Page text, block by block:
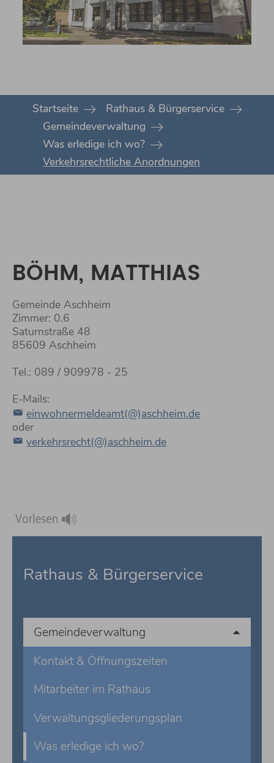
You are here:Startseite
Rathaus & Bürgerservice
Gemeindeverwaltung
Was erledige ich wo?
Verkehrsrechtliche Anordnungen
BÖHM, MATTHIAS
Gemeinde Aschheim
Zimmer: 0.6
Saturnstraße 48
85609 Aschheim
Tel.: 089 / 909978 - 25
E-Mails:
einwohnermeldeamt(@)aschheim.de
oder
verkehrsrecht(@)aschheim.de
Rathaus & Bürgerservice
Gemeindeverwaltung
Kontakt & Öffnungszeiten
Mitarbeiter im Rathaus
Verwaltungsgliederungsplan
Was erledige ich wo?